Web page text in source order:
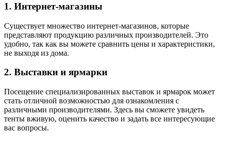
1. Интернет-магазины
Существует множество интернет-магазинов, которые
представляют продукцию различных производителей. Это
удобно, так как вы можете сравнить цены и характеристики,
не выходя из дома.
2. Выставки и ярмарки
Посещение специализированных выставок и ярмарок может
стать отличной возможностью для ознакомления с
различными производителями. Здесь вы сможете увидеть
тенты вживую, оценить качество и задать все интересующие
вас вопросы.